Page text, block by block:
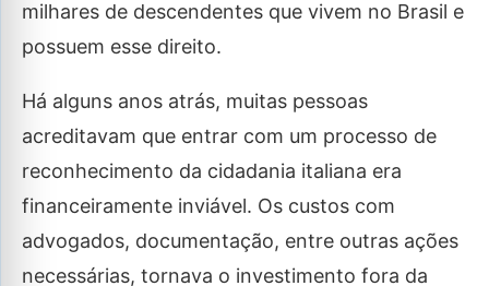
milhares de descendentes que vivem no Brasil e
possuem esse direito.
Há alguns anos atrás, muitas pessoas
acreditavam que entrar com um processo de
reconhecimento da cidadania italiana era
financeiramente inviável. Os custos com
advogados, documentação, entre outras ações
necessárias, tornava o investimento fora da